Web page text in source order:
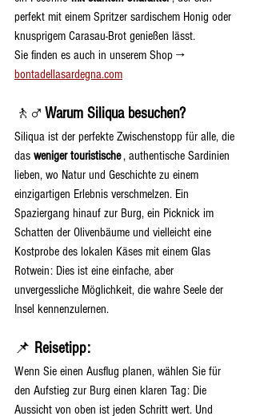
perfekt mit einem Spritzer sardischem Honig oder
knusprigem Carasau-Brot genießen lässt.
Sie finden es auch in unserem Shop →
bontadellasardegna.com
🚶♂️ Warum Siliqua besuchen?
Siliqua ist der perfekte Zwischenstopp für alle, die
das weniger touristische , authentische Sardinien
lieben, wo Natur und Geschichte zu einem
einzigartigen Erlebnis verschmelzen. Ein
Spaziergang hinauf zur Burg, ein Picknick im
Schatten der Olivenbäume und vielleicht eine
Kostprobe des lokalen Käses mit einem Glas
Rotwein: Dies ist eine einfache, aber
unvergessliche Möglichkeit, die wahre Seele der
Insel kennenzulernen.
📌 Reisetipp:
Wenn Sie einen Ausflug planen, wählen Sie für
den Aufstieg zur Burg einen klaren Tag: Die
Aussicht von oben ist jeden Schritt wert. Und